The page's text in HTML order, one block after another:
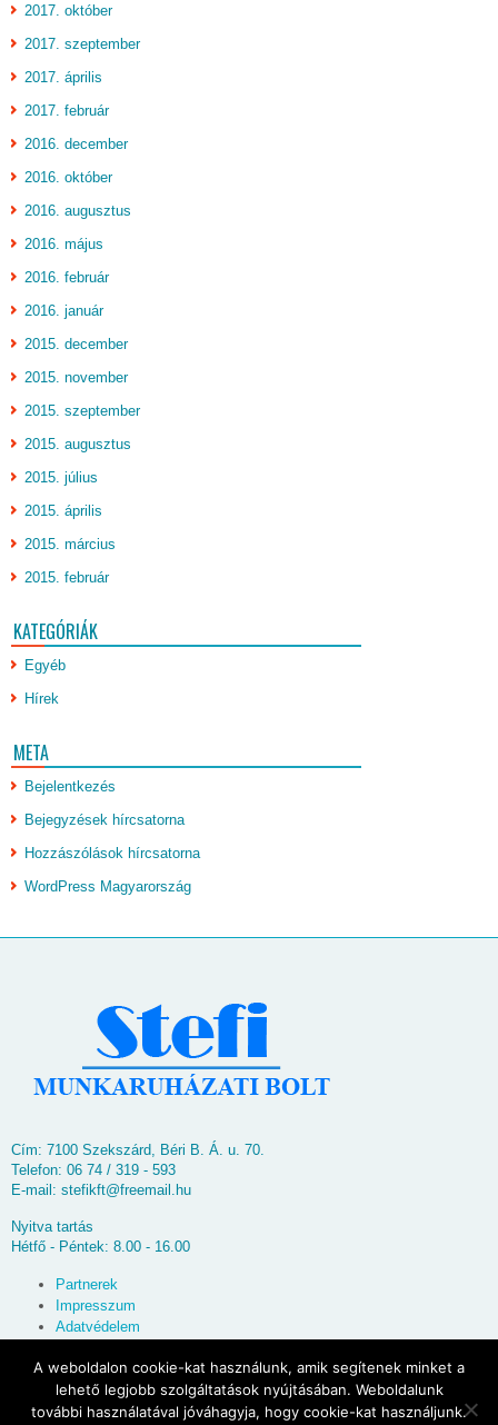
2017. október
2017. szeptember
2017. április
2017. február
2016. december
2016. október
2016. augusztus
2016. május
2016. február
2016. január
2015. december
2015. november
2015. szeptember
2015. augusztus
2015. július
2015. április
2015. március
2015. február
KATEGÓRIÁK
Egyéb
Hírek
META
Bejelentkezés
Bejegyzések hírcsatorna
Hozzászólások hírcsatorna
WordPress Magyarország
Cím: 7100 Szekszárd, Béri B. Á. u. 70.
Telefon: 06 74 / 319 - 593
E-mail: stefikft@freemail.hu
Nyitva tartás
Hétfő - Péntek: 8.00 - 16.00
Partnerek
Impresszum
Adatvédelem
© 2026Stefi Munkaruházati Bolt
A weboldalon cookie-kat használunk, amik segítenek minket a
lehető legjobb szolgáltatások nyújtásában. Weboldalunk
további használatával jóváhagyja, hogy cookie-kat használjunk.